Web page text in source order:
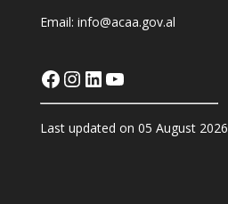
Email: info@acaa.gov.al
Facebook
Instagram
LinkedIn
YouTube
Last updated on 05 August 2026